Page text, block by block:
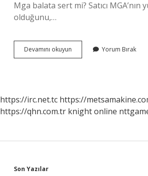
Mga balata sert mi? Satıcı MGA’nın
olduğunu,…
Devamını okuyun
Balata
Yorum Bırak
https://irc.net.tc https://
https://qhn.com.tr knight online
Son Yazılar